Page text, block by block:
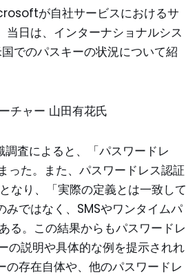
が自社サービスにおけるサ
日は、インターナショナルシス
でのパスキーの状況について紹
チャー 山田有花氏
査によると、「パスワードレ
った。また、パスワードレス認証
なり、「実際の定義とは一致して
ではなく、SMSやワンタイムパ
る。この結果からもパスワードレ
の説明や具体的な例を提示されれ
存在自体や、他のパスワードレ